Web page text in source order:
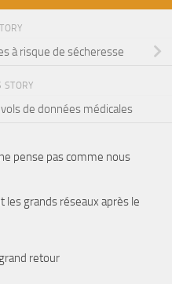
à risque de sécheresse
STORY
de données médicales
pense pas comme nous
les grands réseaux après le
retour